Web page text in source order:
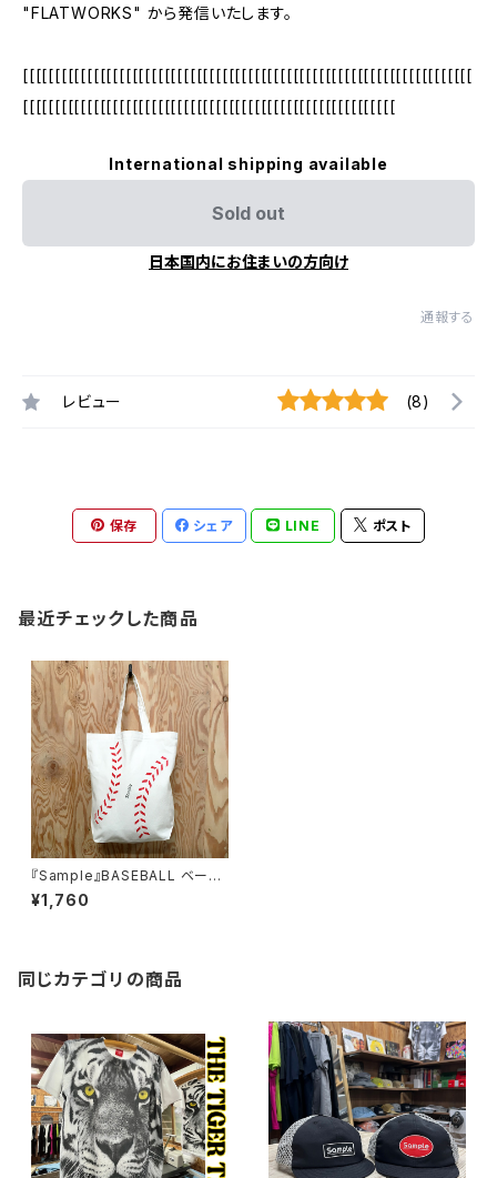
"FLATWORKS" から発信いたします。
[[[[[[[[[[[[[[[[[[[[[[[[[[[[[[[[[[[[[[[[[[[[[[[[[[[[[[[[[[[[[[[[[[[[[[
[[[[[[[[[[[[[[[[[[[[[[[[[[[[[[[[[[[[[[[[[[[[[[[[[[[[[[[[[[
International shipping available
Sold out
日本国内にお住まいの方向け
通報する
レビュー (8)
保存 シェア LINE ポスト
最近チェックした商品
『Sample』BASEBALL ベース
ボール コットン ペラペラエコト
ートバッグ
¥1,760
同じカテゴリの商品